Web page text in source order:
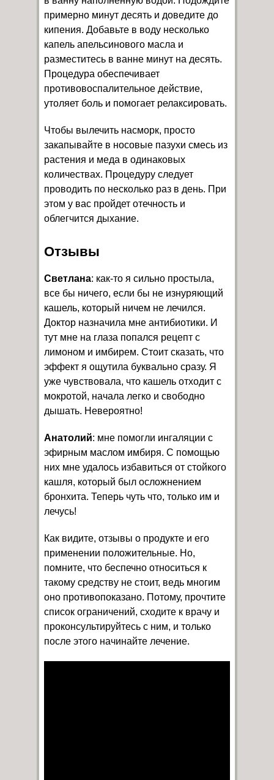
примерно минут десять и доведите до
кипения. Добавьте в воду несколько
капель апельсинового масла и
разместитесь в ванне минут на десять.
Процедура обеспечивает
противовоспалительное действие,
утоляет боль и помогает релаксировать.
Чтобы вылечить насморк, просто
закапывайте в носовые пазухи смесь из
растения и меда в одинаковых
количествах. Процедуру следует
проводить по несколько раз в день. При
этом у вас пройдет отечность и
облегчится дыхание.
Отзывы
Светлана: как-то я сильно простыла,
все бы ничего, если бы не изнуряющий
кашель, который ничем не лечился.
Доктор назначила мне антибиотики. И
тут мне на глаза попался рецепт с
лимоном и имбирем. Стоит сказать, что
эффект я ощутила буквально сразу. Я
уже чувствовала, что кашель отходит с
мокротой, начала легко и свободно
дышать. Невероятно!
Анатолий: мне помогли ингаляции с
эфирным маслом имбиря. С помощью
них мне удалось избавиться от стойкого
кашля, который был осложнением
бронхита. Теперь чуть что, только им и
лечусь!
Как видите, отзывы о продукте и его
применении положительные. Но,
помните, что беспечно относиться к
такому средству не стоит, ведь многим
оно противопоказано. Потому, прочтите
список ограничений, сходите к врачу и
проконсультируйтесь с ним, и только
после этого начинайте лечение.